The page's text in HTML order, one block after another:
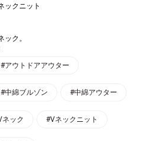
ックニット
ク。
#アウトドアアウター
#中綿ブルゾン #中綿アウター
ネック #Vネックニット